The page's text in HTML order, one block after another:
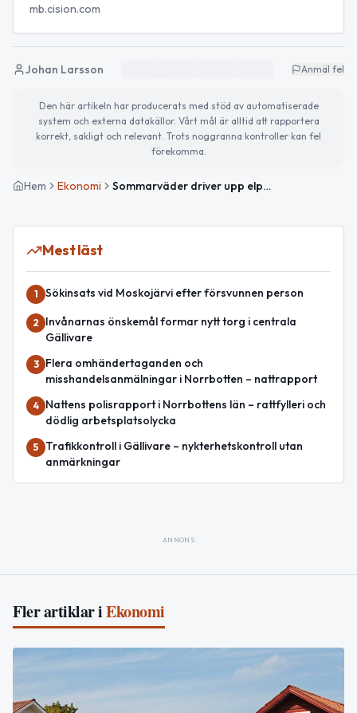
mb.cision.com
Johan Larsson Anmäl fel
Den här artikeln har producerats med stöd av automatiserade
system och externa datakällor. Vårt mål är alltid att rapportera
korrekt, sakligt och relevant. Trots noggranna kontroller kan fel
förekomma.
Hem Ekonomi Sommarväder driver upp elpriserna – stora svängningar även i norr
Mest läst
1 Sökinsats vid Moskojärvi efter försvunnen person
2
Invånarnas önskemål formar nytt torg i centrala
Gällivare
3
Flera omhändertaganden och
misshandelsanmälningar i Norrbotten – nattrapport
4
Nattens polisrapport i Norrbottens län – rattfylleri och
dödlig arbetsplatsolycka
5
Trafikkontroll i Gällivare – nykterhetskontroll utan
anmärkningar
ANNONS
Fler artiklar iEkonomi